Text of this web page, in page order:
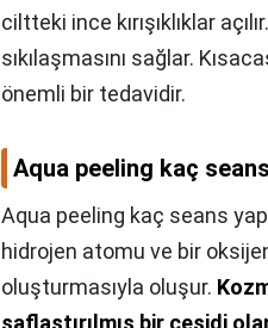
ciltteki ince kırışıklıklar
sıkılaşmasını sağlar.
önemli bir tedavidir.
Aqua peeling kaç seans
Aqua peeling kaç seans
hidrojen atomu ve bir
oluşturmasıyla oluşur.
saflaştırılmış bir çeşidi